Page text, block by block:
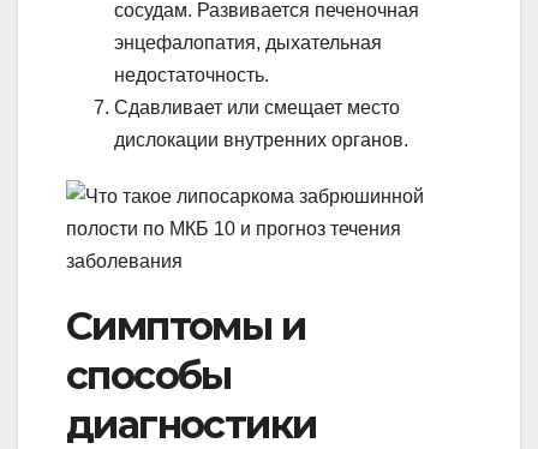
сосудам. Развивается печеночная
энцефалопатия, дыхательная
недостаточность.
Сдавливает или смещает место
дислокации внутренних органов.
Симптомы и
способы
диагностики